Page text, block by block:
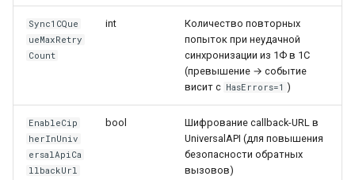
Sync1CQue
ueMaxRetry
Count
int
Количество повторных
попыток при неудачной
синхронизации из 1Ф в 1С
(превышение → событие
висит с HasErrors=1 )
EnableCip
herInUniv
ersalApiCa
llbackUrl
bool
Шифрование callback-URL в
UniversalAPI (для повышения
безопасности обратных
вызовов)